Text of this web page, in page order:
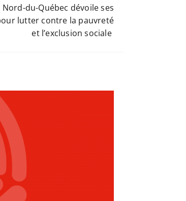
du-Québec dévoile ses
lutter contre la pauvreté
et l’exclusion sociale